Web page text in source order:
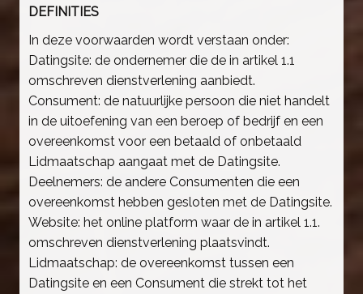
DEFINITIES
In deze voorwaarden wordt verstaan onder:
Datingsite: de ondernemer die de in artikel 1.1
omschreven dienstverlening aanbiedt.
Consument: de natuurlijke persoon die niet handelt
in de uitoefening van een beroep of bedrijf en een
overeenkomst voor een betaald of onbetaald
Lidmaatschap aangaat met de Datingsite.
Deelnemers: de andere Consumenten die een
overeenkomst hebben gesloten met de Datingsite.
Website: het online platform waar de in artikel 1.1.
omschreven dienstverlening plaatsvindt.
Lidmaatschap: de overeenkomst tussen een
Datingsite en een Consument die strekt tot het